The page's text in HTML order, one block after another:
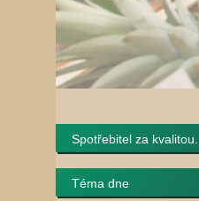
Spotřebitel za kvalitou...
Téma dne